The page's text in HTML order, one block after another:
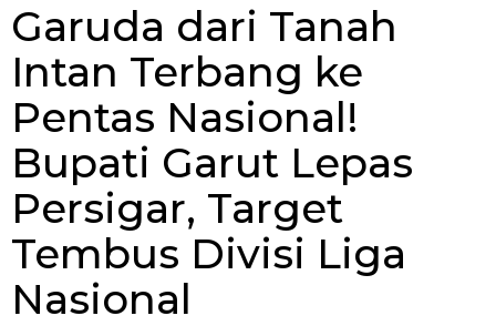
Garuda dari Tanah
Intan Terbang ke
Pentas Nasional!
Bupati Garut Lepas
Persigar, Target
Tembus Divisi Liga
Nasional